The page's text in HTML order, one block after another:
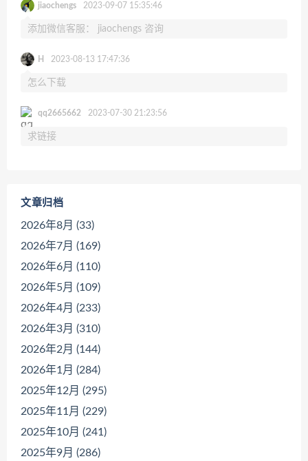
jiaochengs 2023-09-07 15:35:46
添加微信客服： jiaochengs 咨询
H 2023-08-13 17:47:36
怎么下载
qq2665662 2023-07-30 21:23:56
求链接
文章归档
2026年8月 (33)
2026年7月 (169)
2026年6月 (110)
2026年5月 (109)
2026年4月 (233)
2026年3月 (310)
2026年2月 (144)
2026年1月 (284)
2025年12月 (295)
2025年11月 (229)
2025年10月 (241)
2025年9月 (286)